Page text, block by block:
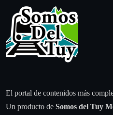
El portal de contenidos más
Un producto de Somos del Tuy